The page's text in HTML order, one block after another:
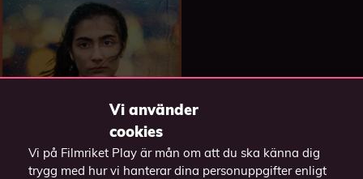
Vi använder
cookies
Vi på Filmriket Play är mån om att du ska känna dig
trygg med hur vi hanterar dina personuppgifter enligt